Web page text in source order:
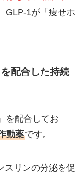
GLP-1が「痩せホ
配合した持続
を配合してお
動薬です。
スリンの分泌を促